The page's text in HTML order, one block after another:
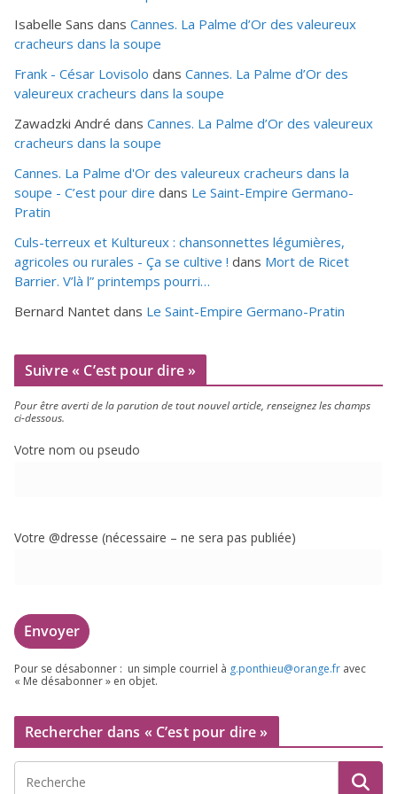
Isabelle Sans dans Cannes. La Palme d’Or des valeureux
cracheurs dans la soupe
Frank - César Lovisolo dans Cannes. La Palme d’Or des
valeureux cracheurs dans la soupe
Zawadzki André dans Cannes. La Palme d’Or des valeureux
cracheurs dans la soupe
Cannes. La Palme d'Or des valeureux cracheurs dans la
soupe - C’est pour dire dans Le Saint-Empire Germano-
Pratin
Culs-terreux et Kultureux : chansonnettes légumières,
agricoles ou rurales - Ça se cultive ! dans Mort de Ricet
Barrier. V’là l” printemps pourri…
Bernard Nantet dans Le Saint-Empire Germano-Pratin
Suivre « C’est pour dire »
Pour être aver­ti de la paru­tion de tout nou­vel article, ren­sei­gnez les champs
ci-dessous.
Votre nom ou pseudo
Votre @dresse (néces­saire – ne sera pas publiée)
Pour se désa­bon­ner : un simple cour­riel à g.​ponthieu@​orange.​fr avec
« Me désa­bon­ner » en objet.
Rechercher dans « C’est pour dire »